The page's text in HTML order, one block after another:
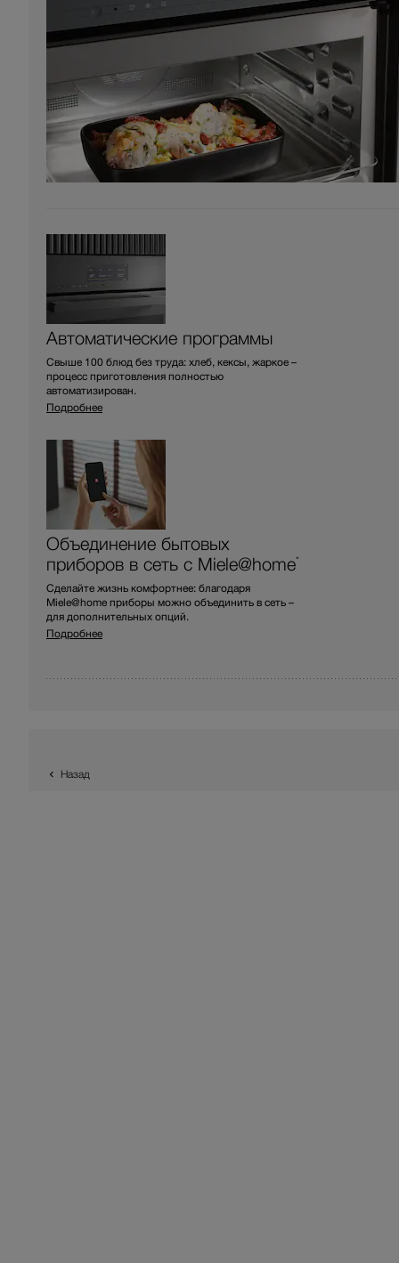
Автоматические программы
Свыше 100 блюд без труда: хлеб, кексы, жаркое –
процесс приготовления полностью
автоматизирован.
Подробнее
Объединение бытовых
приборов в сеть с Miele@home*
Сделайте жизнь комфортнее: благодаря
Miele@home приборы можно объединить в сеть –
для дополнительных опций.
Подробнее
Назад